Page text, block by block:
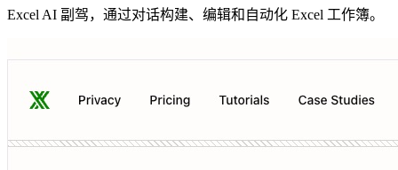
Excel AI 副驾，通过对话构建、编辑和自动化 Excel 工作簿。